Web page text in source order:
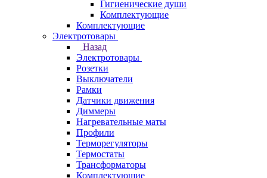
Гигиенические души
Комплектующие
Комплектующие
Электротовары
Назад
Электротовары
Розетки
Выключатели
Рамки
Датчики движения
Диммеры
Нагревательные маты
Профили
Терморегуляторы
Термостаты
Трансформаторы
Комплектующие